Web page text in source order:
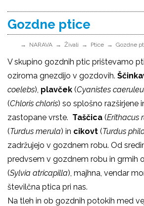
Gozdne ptice
NARAVA Živali Ptice Gozdne
V skupino gozdnih ptic prištevamo
oziroma gnezdijo v gozdovih.
coelebs), plavček (Cyanistes caeruleu
(Chloris chloris) so splošno razširjene
zastopane vrste. Taščica (Erithacus
(Turdus merula) in cikovt (Turdus
zadržujejo v gozdnem robu. Od
predvsem v gozdnem robu in grmih
(Sylvia atricapilla), majhna, vendar
številčna ptica pri nas.
Na tleh in ob gozdnih potokih med